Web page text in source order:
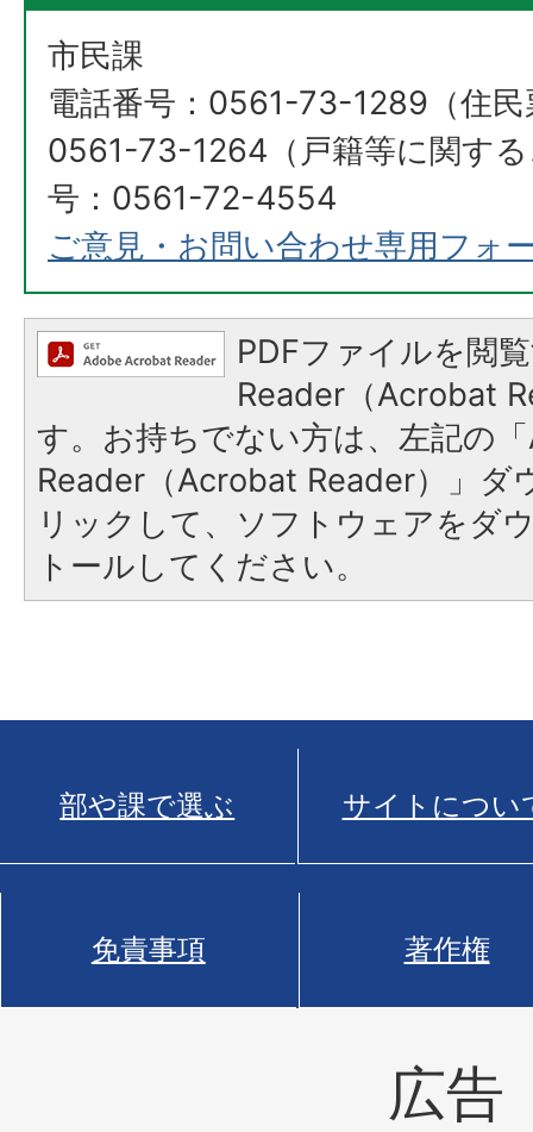
市民課
電話番号：0561-73-1289（住
0561-73-1264（戸籍等に関す
号：0561-72-4554
ご意見・お問い合わせ専用フォ
PDFファイルを閲
Reader（Acrobat
す。お持ちでない方は、左記の
Reader（Acrobat Reader）」ダ
リックして、ソフトウェアをダ
トールしてください。
部や課で選ぶ サイトについ
免責事項 著作権
広告